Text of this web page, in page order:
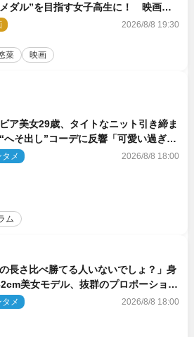
ダル”を目指す女子高生に！ 映画
こまち』今秋公開
2026/8/8 19:30
菜 映画
ア美女29歳、タイトなニット引き締ま
へそ出し”コーデに反響「可愛い過ぎ
タメ 2026/8/8 18:00
ム
長さ比べ勝てる人いないでしょ？」身
美女モデル、抜群のプロポーション
ト衝撃
タメ 2026/8/8 18:00